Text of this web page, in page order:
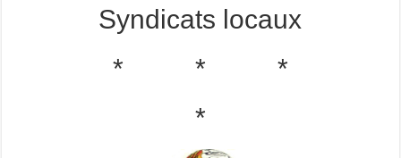
Syndicats locaux
* * *
*